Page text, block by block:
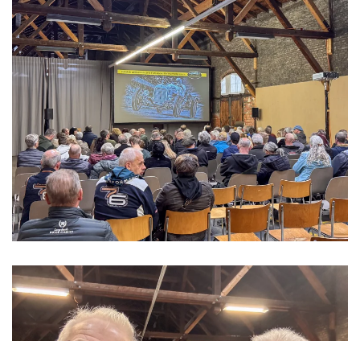
>>>>>>>>